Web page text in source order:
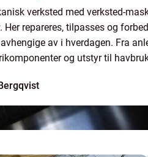
verksted med verksted-
Her repareres, tilpasses og
av i hverdagen. Fra
og utstyr til